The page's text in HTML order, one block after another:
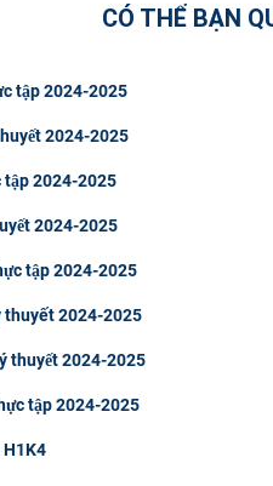
CÓ THỂ BẠN
tập 2024-2025
2024-2025
tập 2024-2025
2024-2025
tập 2024-2025
thuyết 2024-2025
thuyết 2024-2025
tập 2024-2025
H1K4